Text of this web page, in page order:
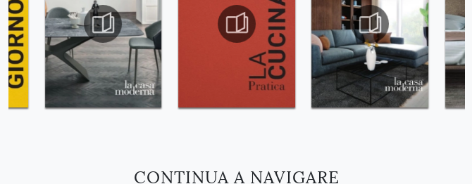
CONTINUA A NAVIGARE